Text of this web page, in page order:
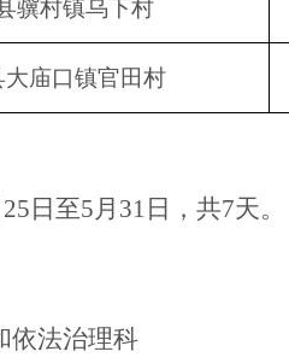
骥村镇乌下村
庙口镇官田村
25 日至5月 31 日，共7天。
依法治理科